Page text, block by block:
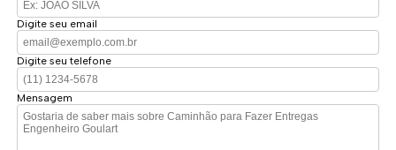
Digite seu email
Digite seu telefone
Mensagem